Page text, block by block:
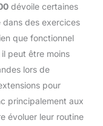
offre
le bas du
les disques
l'efficacité
coucher,
dévoile certaines
dans des exercices
que fonctionnel
il peut être moins
lors de
pour
principalement aux
évoluer leur routine